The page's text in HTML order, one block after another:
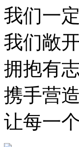
我们一
我们敞
拥抱有
携手营
让每一